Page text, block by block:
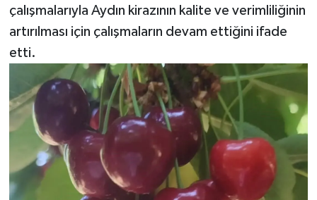
çalışmalarıyla Aydın kirazının kalite ve verimliliğinin
artırılması için çalışmaların devam ettiğini ifade
etti.